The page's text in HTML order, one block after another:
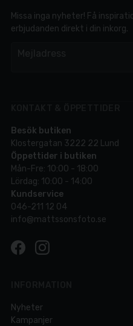
Missa inga nyheter! Få
erbjudanden direkt i din inkorg.
Besök butiken
Klostergatan 3222 22 Lund
Öppettider i butiken
Mån-Fre: 10:00 - 18:00
Lördag: 10:00 - 14:00
Kundservice
046-211 12 04
info@mattssonsfoto.se
Nyheter
Kampanjer